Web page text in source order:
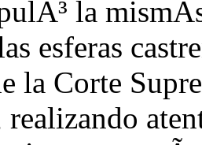
la
esferas
la Corte